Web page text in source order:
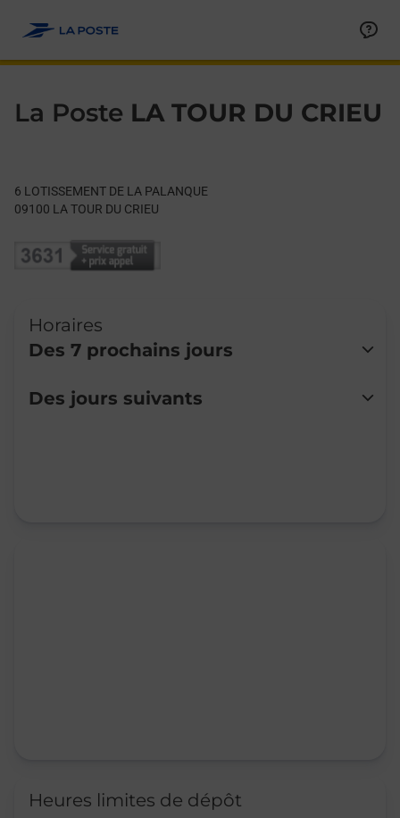
La Poste LA TOUR DU CRIEU
6 LOTISSEMENT DE LA PALANQUE
09100 LA TOUR DU CRIEU
Horaires
Des 7 prochains jours
Lundi 09:00-12:00
Des jours suivants
Heures limites de dépôt